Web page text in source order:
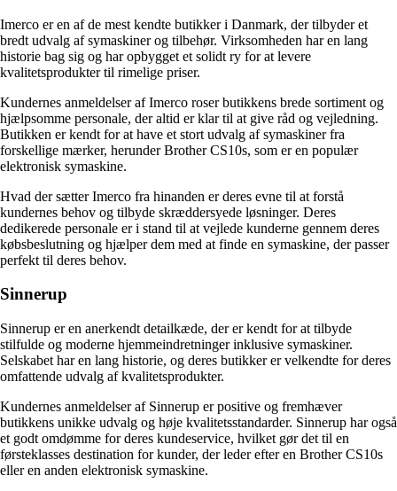
Imerco er en af de mest kendte butikker i Danmark, der tilbyder et
bredt udvalg af symaskiner og tilbehør. Virksomheden har en lang
historie bag sig og har opbygget et solidt ry for at levere
kvalitetsprodukter til rimelige priser.
Kundernes anmeldelser af Imerco roser butikkens brede sortiment og
hjælpsomme personale, der altid er klar til at give råd og vejledning.
Butikken er kendt for at have et stort udvalg af symaskiner fra
forskellige mærker, herunder Brother CS10s, som er en populær
elektronisk symaskine.
Hvad der sætter Imerco fra hinanden er deres evne til at forstå
kundernes behov og tilbyde skræddersyede løsninger. Deres
dedikerede personale er i stand til at vejlede kunderne gennem deres
købsbeslutning og hjælper dem med at finde en symaskine, der passer
perfekt til deres behov.
Sinnerup
Sinnerup er en anerkendt detailkæde, der er kendt for at tilbyde
stilfulde og moderne hjemmeindretninger inklusive symaskiner.
Selskabet har en lang historie, og deres butikker er velkendte for deres
omfattende udvalg af kvalitetsprodukter.
Kundernes anmeldelser af Sinnerup er positive og fremhæver
butikkens unikke udvalg og høje kvalitetsstandarder. Sinnerup har også
et godt omdømme for deres kundeservice, hvilket gør det til en
førsteklasses destination for kunder, der leder efter en Brother CS10s
eller en anden elektronisk symaskine.